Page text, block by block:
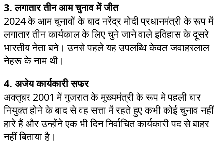
3. लगातार तीन आम चुनाव में जीत
2024 के आम चुनावों के बाद नरेंद्र मोदी प्रधानमंत्री के रूप में
लगातार तीन कार्यकाल के लिए चुने जाने वाले इतिहास के दूसरे
भारतीय नेता बने। उनसे पहले यह उपलब्धि केवल जवाहरलाल
नेहरू के नाम थी।
4. अजेय कार्यकारी सफर
अक्तूबर 2001 में गुजरात के मुख्यमंत्री के रूप में पहली बार
नियुक्त होने के बाद से वह सत्ता में रहते हुए कभी कोई चुनाव नहीं
हारे हैं और उन्होंने एक भी दिन निर्वाचित कार्यकारी पद से बाहर
नहीं बिताया है।